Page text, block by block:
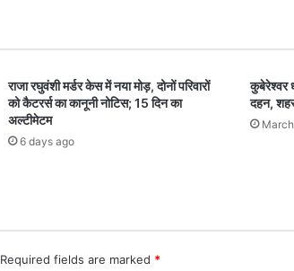
राजा रघुवंशी मर्डर केस में नया मोड़, दोनों परिवारों
को कैटरर्स का कानूनी नोटिस; 15 दिन का
अल्टीमेटम
6 days ago
कुबेरेश्वर
दहन,
Required fields are marked *